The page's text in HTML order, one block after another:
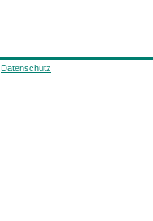
Datenschutz